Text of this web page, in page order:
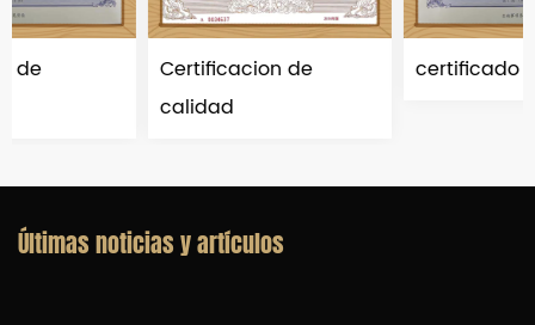
Certificacion de
certificado de patente
Últimas noticias y artículos